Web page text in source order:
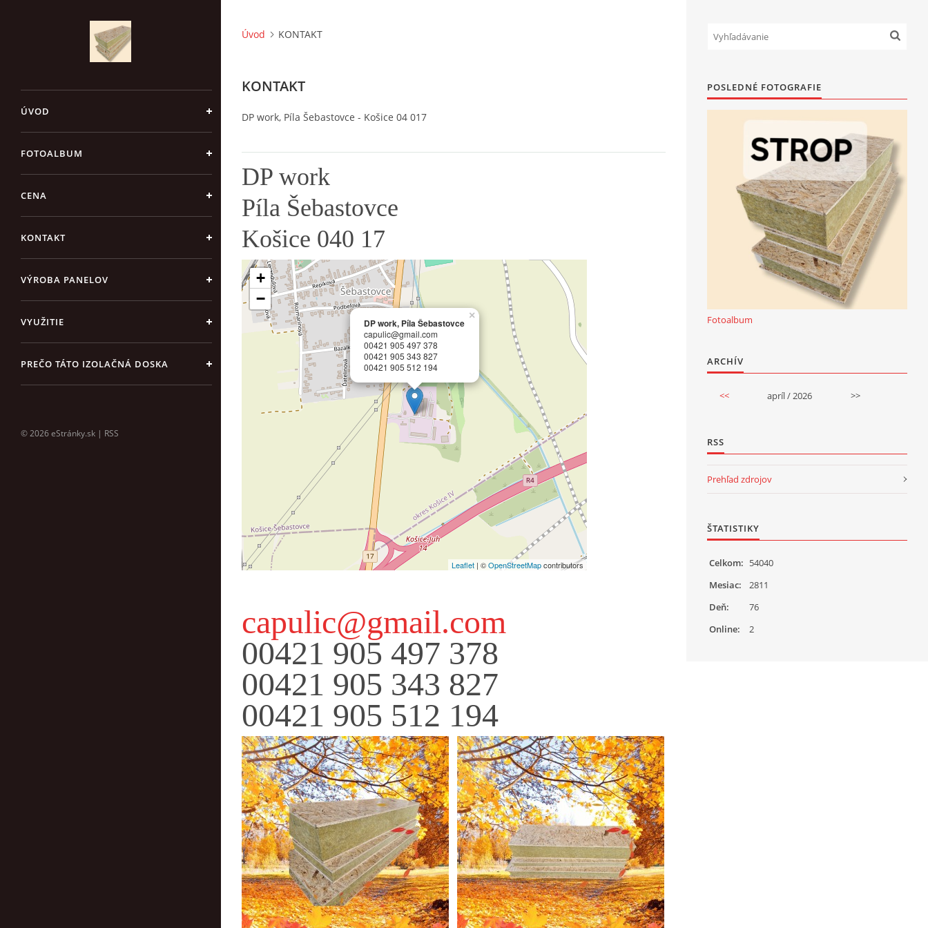
ÚVOD
FOTOALBUM
CENA
KONTAKT
VÝROBA PANELOV
VYUŽITIE
PREČO TÁTO IZOLAČNÁ DOSKA
© 2026 eStránky.sk | RSS
Úvod KONTAKT
KONTAKT
DP work, Píla Šebastovce - Košice 04 017
DP work
Píla Šebastovce
Košice 040 17
DP work, Píla Šebastovce
capulic@gmail.com
00421 905 497 378
00421 905 343 827
00421 905 512 194
×
+
−
Leaflet | ©OpenStreetMapcontributors
capulic@gmail.com
00421 905 497 378
00421 905 343 827
00421 905 512 194
POSLEDNÉ FOTOGRAFIE
Fotoalbum
ARCHÍV
<< apríl / 2026 >>
RSS
Prehľad zdrojov
ŠTATISTIKY
Online: 2
Celkom: 54040
Mesiac:
2811
Deň:
76